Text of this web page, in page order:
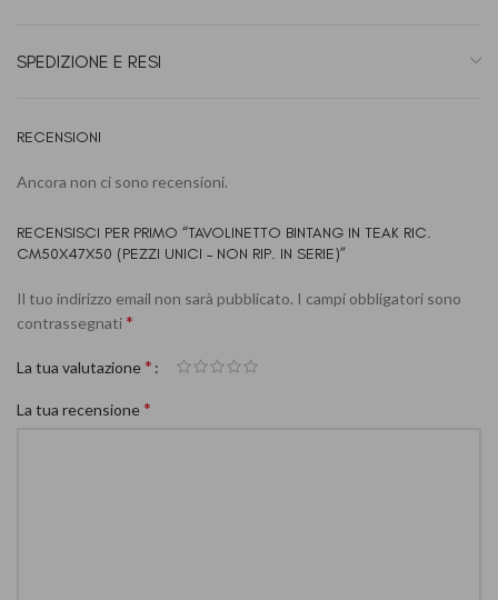
SPEDIZIONE E RESI
RECENSIONI
Ancora non ci sono recensioni.
RECENSISCI PER PRIMO “TAVOLINETTO BINTANG IN TEAK RIC.
CM50X47X50 (PEZZI UNICI – NON RIP. IN SERIE)”
Il tuo indirizzo email non sarà pubblicato. I campi obbligatori sono
contrassegnati*
La tua valutazione*
La tua recensione*